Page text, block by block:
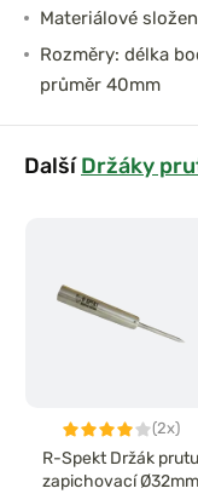
Materiálové
Rozměry: délka
průměr 40mm
DalšíDržáky
(2x)
R-Spekt Držák prutu
zapichovací Ø32mm